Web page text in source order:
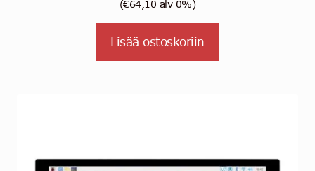
(€64,10 alv 0%)
Lisää ostoskoriin